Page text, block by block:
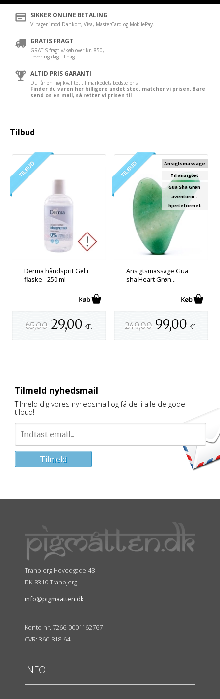
SIKKER ONLINE BETALING
Vi tager imod Dankort, Visa, MasterCard og MobilePay.
GRATIS FRAGT
GRATIS fragt v/køb over kr. 850,-
Levering dag til dag.
ALTID PRIS GARANTI
Du får en høj kvalitet til markedets bedste pris.
Finder du varen her billigere andet sted, matcher vi prisen. Bare
send os en mail, så retter vi prisen til
Tilbud
Derma håndsprit Gel i
flaske - 250 ml
65,0029,00 kr.
Ansigtsmassage Gua
sha Heart Grøn...
Ansigtsmassage
Til ansigtet
Gua Sha Grøn
aventurin -
hjerteformet
249,0099,00 kr.
Tilmeld nyhedsmail
Tilmeld dig vores nyhedsmail og få del i alle de gode
tilbud!
Tranbjerg Hovedgade 48
DK-8310 Tranbjerg
info@pigmaatten.dk
Konto nr. 7266-0001162767
CVR: 360-818-64
INFO